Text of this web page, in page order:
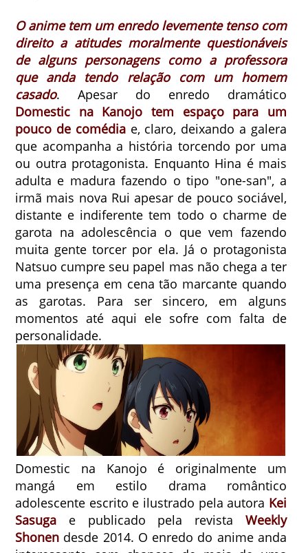
O anime tem um enredo levemente tenso com
direito a atitudes moralmente questionáveis
de alguns personagens como a professora
que anda tendo relação com um homem
casado. Apesar do enredo dramático
Domestic na Kanojo tem espaço para um
pouco de comédiae, claro, deixando a galera
que acompanha a história torcendo por uma
ou outra protagonista. Enquanto Hina é mais
adulta e madura fazendo o tipo "one-san", a
irmã mais nova Rui apesar de pouco sociável,
distante e indiferente tem todo o charme de
garota na adolescência o que vem fazendo
muita gente torcer por ela. Já o protagonista
Natsuo cumpre seu papel mas não chega a ter
uma presença em cena tão marcante quando
as garotas. Para ser sincero, em alguns
momentos até aqui ele sofre com falta de
personalidade.
Domestic na Kanojo é originalmente um
mangá em estilo drama romântico
adolescente escrito e ilustrado pela autora Kei
Sasuga e publicado pela revistaWeekly
Shonen desde 2014. O enredo do anime anda